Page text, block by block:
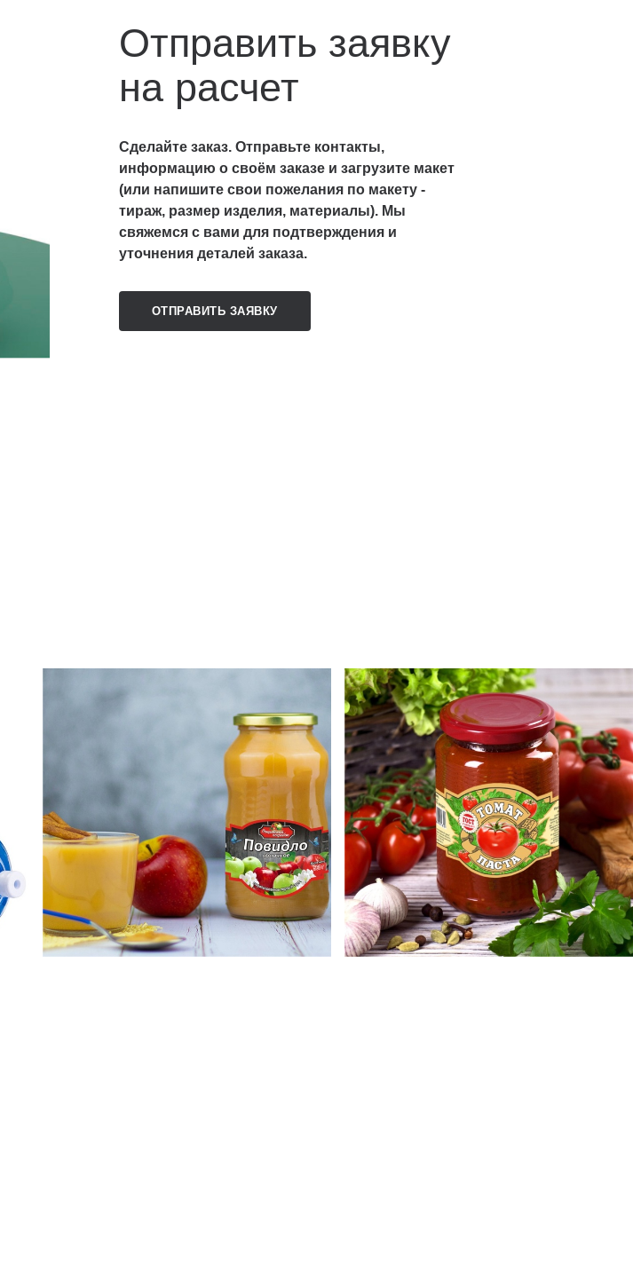
Отправить заявку
на расчет
Сделайте заказ. Отправьте контакты,
информацию о своём заказе и загрузите макет
(или напишите свои пожелания по макету -
тираж, размер изделия, материалы). Мы
свяжемся с вами для подтверждения и
уточнения деталей заказа.
ОТПРАВИТЬ ЗАЯВКУ